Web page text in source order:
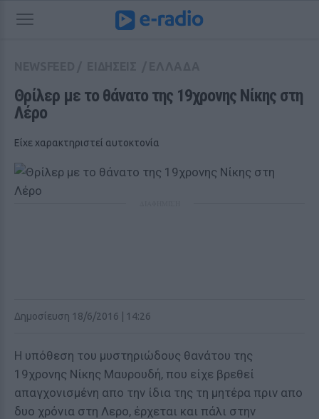
Θρίλερ με το θάνατο της 19χρονης Νίκης στη
Λέρο
Είχε χαρακτηριστεί αυτοκτονία
Δημοσίευση 18/6/2016 | 14:26
Η υπόθεση του μυστηριώδους θανάτου της
19χρονης Νίκης Μαυρουδή, που είχε βρεθεί
απαγχονισμένη απο την ίδια της τη μητέρα πριν απο
δυο χρόνια στη Λερο, έρχεται και πάλι στην